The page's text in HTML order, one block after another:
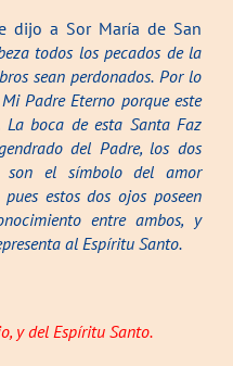
dijo a Sor María de San
todos los pecados de la
sean perdonados. Por lo
Padre Eterno porque este
boca de esta Santa Faz
del Padre, los dos
son el símbolo del amor
estos dos ojos poseen
entre ambos, y
al Espíritu Santo.
y del Espíritu Santo.